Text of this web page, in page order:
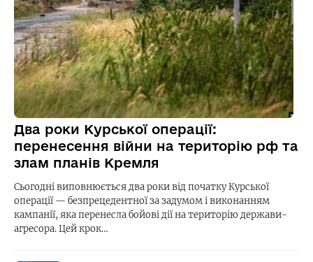
Два роки Курської операції:
перенесення війни на територію рф та
злам планів Кремля
Сьогодні виповнюється два роки від початку Курської
операції — безпрецедентної за задумом і виконанням
кампанії, яка перенесла бойові дії на територію держави-
агресора. Цей крок…